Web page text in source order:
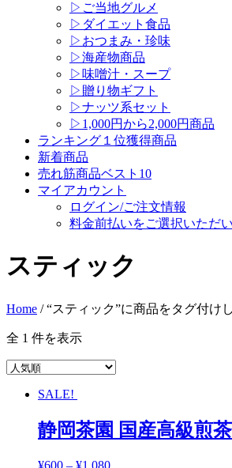
▷ご当地グルメ
▷ダイエット食品
▷おつまみ・珍味
▷海産物商品
▷味噌汁・スープ
▷贈り物ギフト
▷ナッツ系セット
▷1,000円から2,000円商品
ランキング１位獲得商品
新着商品
売れ筋商品ベスト10
マイアカウント
ログイン/ご注文情報
料金前払いをご選択いただ
スティック
Home / “スティック”に商品をタグ付け
全 1 件を表示
SALE!
静岡茶園 国産高級煎茶
¥600 – ¥1,080